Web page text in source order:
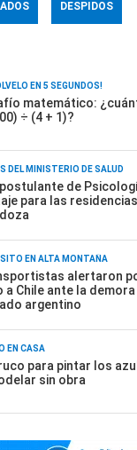
DESPIDOS
EN 5 SEGUNDOS!
matemático:
÷ (4 + 1)?
DEL MINISTERIO DE SALUD
postulante de
para las
EN ALTA MONTAÑA
alertaron
a Chile ante la
argentino
EN CASA
para pintar los
sin obra